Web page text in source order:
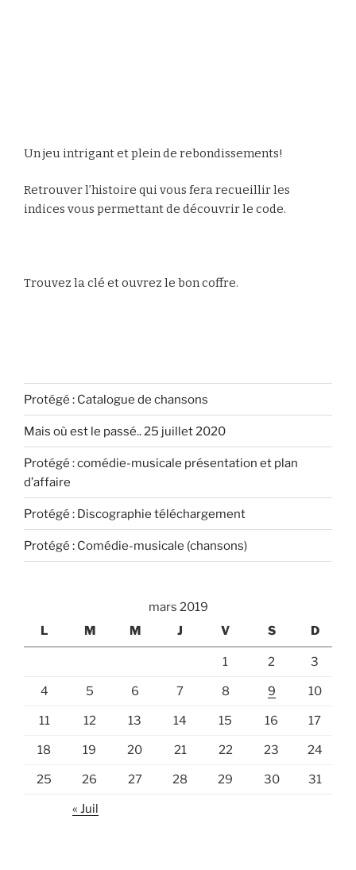
Un jeu intrigant et plein de rebondissements!
Retrouver l’histoire qui vous fera recueillir les
indices vous permettant de découvrir le code.
Trouvez la clé et ouvrez le bon coffre.
Protégé : Catalogue de chansons
Mais où est le passé.. 25 juillet 2020
Protégé : comédie-musicale présentation et plan
d’affaire
Protégé : Discographie téléchargement
Protégé : Comédie-musicale (chansons)
mars 2019
L
M M J V S D
1 2 3
4 5 6 7 8 9 10
11 12 13 14 15 16 17
18 19 20 21 22 23 24
25 26 27 28 29 30 31
« Juil